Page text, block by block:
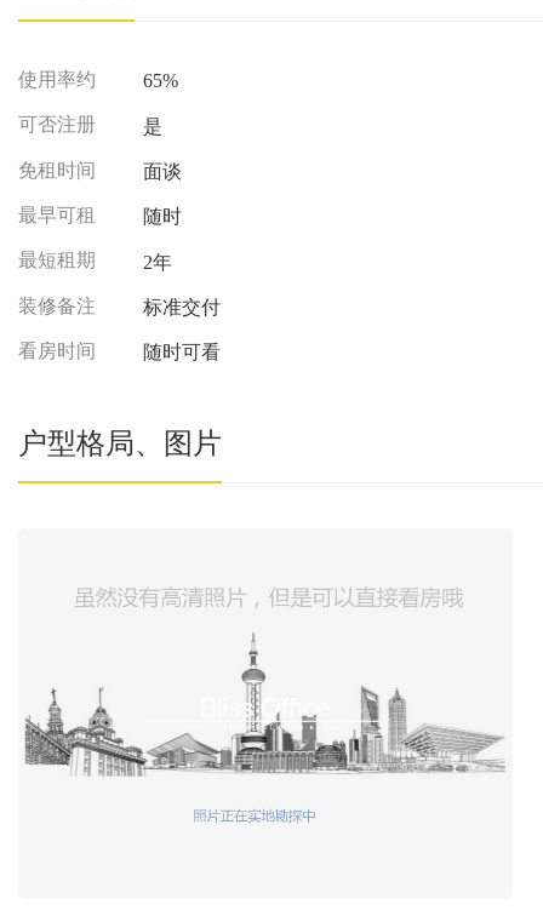
使用率约 65%
可否注册 是
免租时间 面谈
最早可租 随时
最短租期 2年
装修备注 标准交付
看房时间 随时可看
户型格局、图片